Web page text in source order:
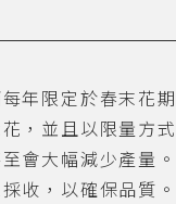
年限定於春末花
，並且以限量方
會大幅減少產量
收，以確保品質